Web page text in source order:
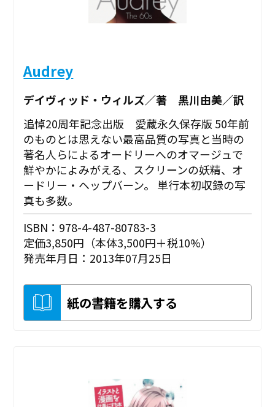
Audrey
デイヴィッド・ウィルズ／著 黒川由美／訳
追悼20周年記念出版 愛蔵永久保存版 50年前
のものとは思えない最高品質の写真と当時の
著名人らによるオードリーへのオマージュで
鮮やかによみがえる、スクリーンの妖精、オ
ードリー・ヘップバーン。 単行本初収録の写
真も多数。
ISBN：978-4-487-80783-3
定価3,850円（本体3,500円＋税10%）
発売年月日：2013年07月25日
紙の書籍を購入する